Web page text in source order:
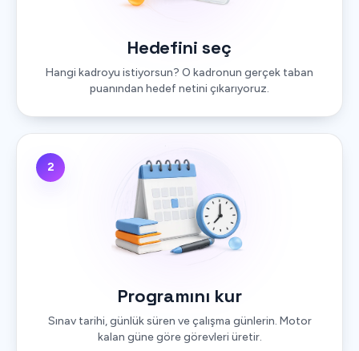
Hedefini seç
Hangi kadroyu istiyorsun? O kadronun gerçek taban
puanından hedef netini çıkarıyoruz.
2
Programını kur
Sınav tarihi, günlük süren ve çalışma günlerin. Motor
kalan güne göre görevleri üretir.